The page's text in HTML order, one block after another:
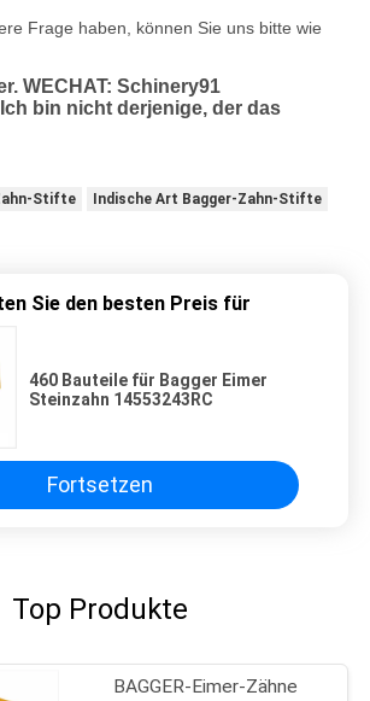
Frage haben, können Sie uns bitte wie
WECHAT: Schinery91
Ich bin nicht derjenige, der das
Stifte
Indische Art Bagger-Zahn-Stifte
Sie den besten Preis für
460 Bauteile für Bagger Eimer
Steinzahn 14553243RC
Fortsetzen
Top Produkte
BAGGER-Eimer-Zähne